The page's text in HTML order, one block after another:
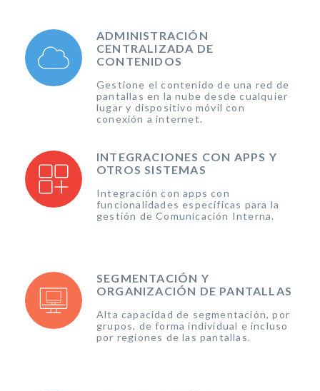
ADMINISTRACIÓN
CENTRALIZADA DE
CONTENIDOS
Gestione el contenido de una red de
pantallas en la nube desde cualquier
lugar y dispositivo móvil con
conexión a internet.
INTEGRACIONES CON APPS Y
OTROS SISTEMAS
Integración con apps con
funcionalidades específicas para la
gestión de Comunicación Interna.
SEGMENTACIÓN Y
ORGANIZACIÓN DE PANTALLAS
Alta capacidad de segmentación, por
grupos, de forma individual e incluso
por regiones de las pantallas.